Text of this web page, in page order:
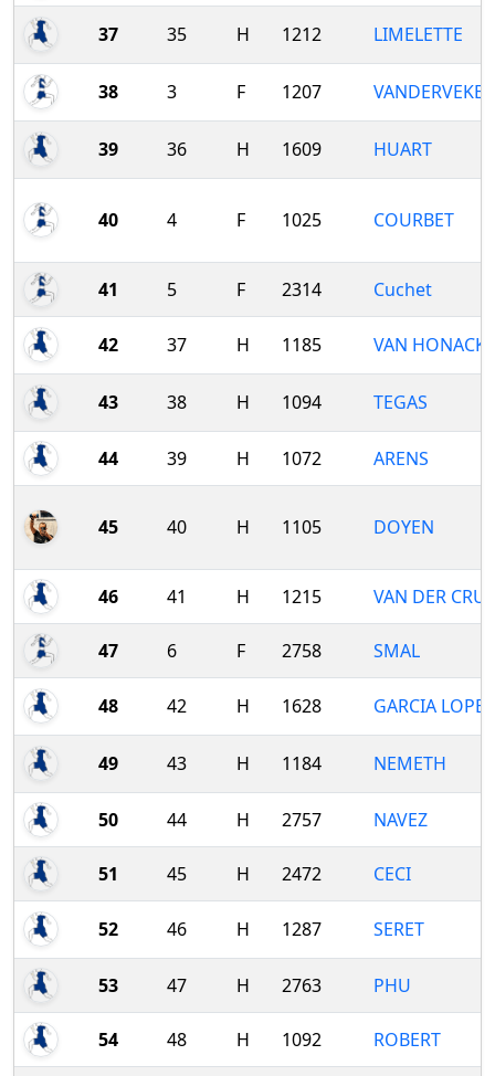
37 35 H 1212 LIMELETTE
38 3 F 1207
39 36 H 1609 HUART
40 4 F 1025 COURBET
41 5 F 2314 Cuchet
42 37 H 1185 VAN
43 38 H 1094 TEGAS
44 39 H 1072 ARENS
45 40 H 1105 DOYEN
46 41 H 1215 VAN DER
47 6 F 2758 SMAL
48 42 H 1628 GARCIA LOPEZ
49 43 H 1184 NEMETH
50 44 H 2757 NAVEZ
51 45 H 2472 CECI
52 46 H 1287 SERET
53 47 H 2763 PHU
54 48 H 1092 ROBERT